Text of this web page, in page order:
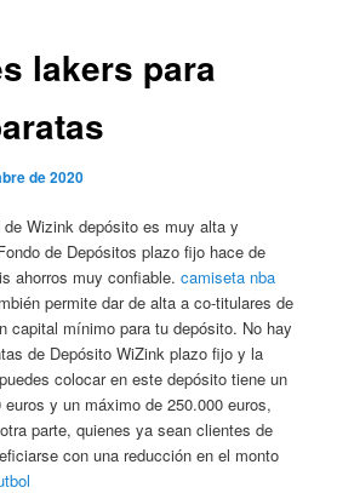
lakers para
de 2020
de Wizink depósito es muy alta y
de Depósitos plazo fijo hace de
ahorros muy confiable.camiseta nba
permite dar de alta a co-titulares de
capital mínimo para tu depósito. No hay
de Depósito WiZink plazo fijo y la
colocar en este depósito tiene un
y un máximo de 250.000 euros,
parte, quienes ya sean clientes de
con una reducción en el monto